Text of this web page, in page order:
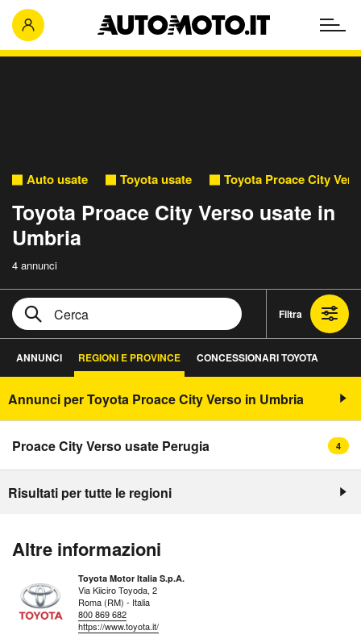
Auto usate Toyota usate Toyota Proace City
Toyota Proace City Verso usate in
Umbria
4 annunci
Filtra
ANNUNCI REGIONI E PROVINCE CONCESSIONARI TOYOTA
Annunci per Toyota Proace City Verso in Umbria
Proace City Verso usate Perugia 4
Risultati per tutte le regioni
Altre informazioni
Toyota Motor Italia S.p.A.
Via Kiiciro Toyoda, 2
Roma (RM) - Italia
800 869 682
https://www.toyota.it/